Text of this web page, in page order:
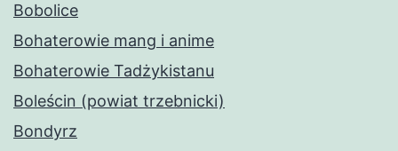
Bobolice
Bohaterowie mang i anime
Bohaterowie Tadżykistanu
Boleścin (powiat trzebnicki)
Bondyrz